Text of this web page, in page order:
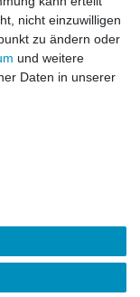
nicht einzuwilligen
zu ändern oder
und weitere
Daten in unserer